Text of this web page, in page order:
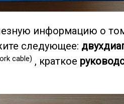
информацию о
следующее:
cable) , краткое